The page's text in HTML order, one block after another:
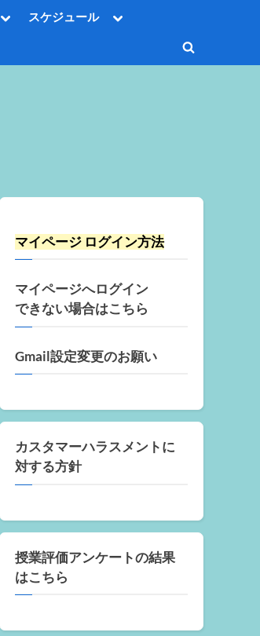
Toggle
Toggle
menu
スケジュール
Toggle
Toggle
マイページ ログイン方法
マイページへログイン
できない場合はこちら
Gmail設定変更のお願い
カスタマーハラスメントに
対する方針
授業評価アンケートの結果
はこちら